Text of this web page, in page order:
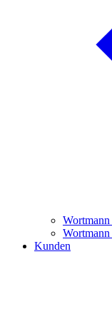
Kunden